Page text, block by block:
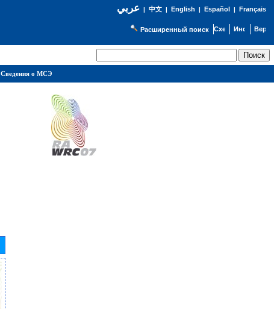
عربي| 中文| English | Español | Français
Расширенный поиск
Сведения о МСЭ